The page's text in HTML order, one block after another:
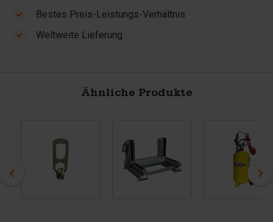
Bestes Preis-Leistungs-Verhältnis
Weltweite Lieferung
Ähnliche Produkte